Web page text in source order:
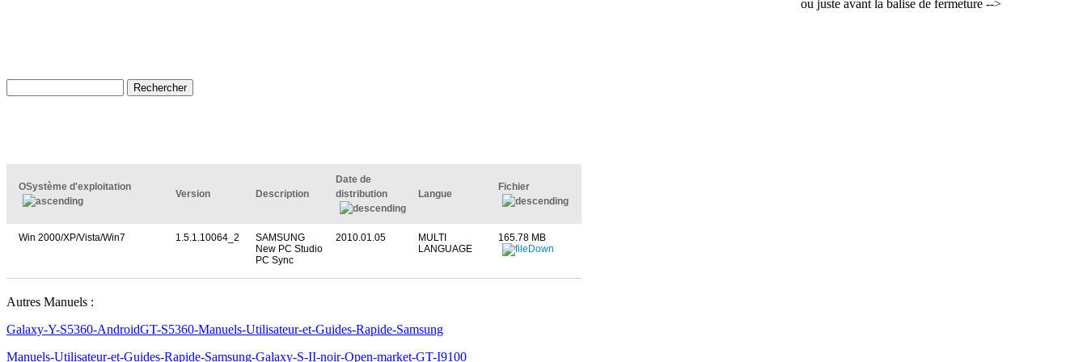
ou juste avant la balise de fermeture -->
OSystème d'exploitation
Version Description
Date de
distribution
Langue
Fichier
Win 2000/XP/Vista/Win7 1.5.1.10064_2
SAMSUNG
New PC Studio
PC Sync
2010.01.05
MULTI
LANGUAGE
165.78 MB
Autres Manuels :
Galaxy-Y-S5360-AndroidGT-S5360-Manuels-Utilisateur-et-Guides-Rapide-Samsung
Manuels-Utilisateur-et-Guides-Rapide-Samsung-Galaxy-S-II-noir-Open-market-GT-I9100